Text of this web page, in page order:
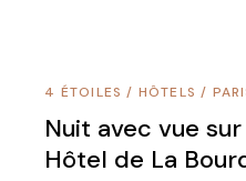
4 ÉTOILES / HÔTELS /
Nuit avec vue
Hôtel de La